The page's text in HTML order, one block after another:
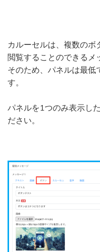
カルーセルは、複数のボ
閲覧することのできるメ
そのため、パネル​は最低
す。
パネルを1つのみ表示し
ださい。